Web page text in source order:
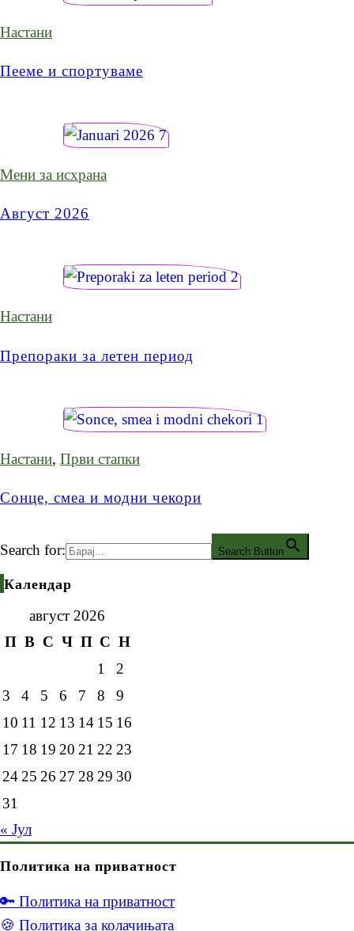
Настани
Пееме и спортуваме
Мени за исхрана
Август 2026
Настани
Препораки за летен период
Настани, Први стапки
Сонце, смеа и модни чекори
Search for: Search Button
Календар
август 2026
П В С Ч П С Н
1
2
3
4 5 6 7 8
9
10 11 12 13 14 15 16
17 18 19 20 21 22 23
2425 26 27 28 29 30
31
« Јул
Политика на приватност
🔑 Политика на приватност
🍪 Политика за колачињата